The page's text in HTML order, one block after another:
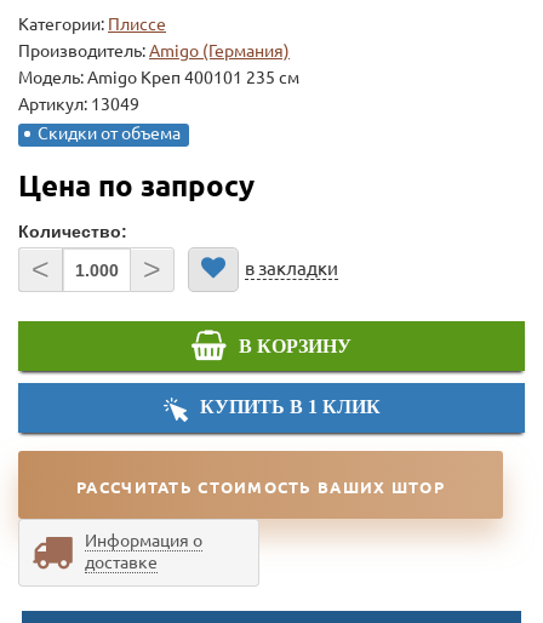
Категории: Плиссе
Производитель:Amigo (Германия)
Модель:Amigo Креп 400101 235 см
Артикул: 13049
Скидки от объема
Цена по запросу
Количество:
< > в закладки
В КОРЗИНУ
КУПИТЬ В 1 КЛИК
РАССЧИТАТЬ СТОИМОСТЬ ВАШИХ ШТОР
Информация о
доставке